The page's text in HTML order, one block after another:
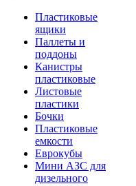
Пластиковые
ящики
Паллеты и
поддоны
Канистры
пластиковые
Листовые
пластики
Бочки
Пластиковые
емкости
Еврокубы
Мини АЗС для
дизельного